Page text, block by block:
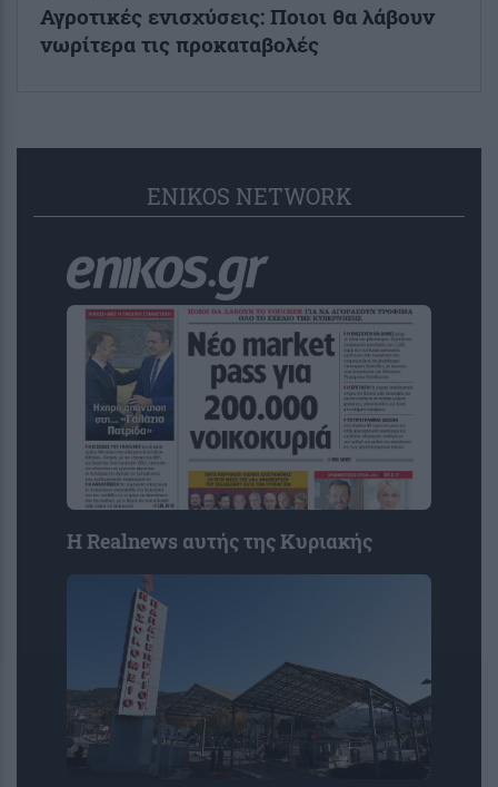
Αγροτικές ενισχύσεις: Ποιοι θα λάβουν
νωρίτερα τις προκαταβολές
ENIKOS NETWORK
Η Realnews αυτής της Κυριακής